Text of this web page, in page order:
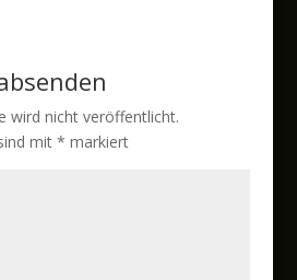
wird nicht veröffentlicht.
mit * markiert